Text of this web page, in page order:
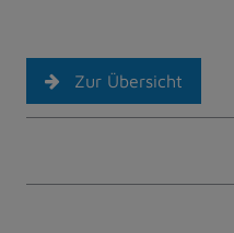
Zur Übersicht